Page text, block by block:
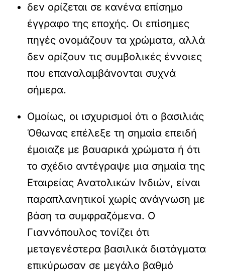
δεν ορίζεται σε κανένα επίσημο
έγγραφο της εποχής. Οι επίσημες
πηγές ονομάζουν τα χρώματα, αλλά
δεν ορίζουν τις συμβολικές έννοιες
που επαναλαμβάνονται συχνά
σήμερα.
Ομοίως, οι ισχυρισμοί ότι ο βασιλιάς
Όθωνας επέλεξε τη σημαία επειδή
έμοιαζε με βαυαρικά χρώματα ή ότι
το σχέδιο αντέγραψε μια σημαία της
Εταιρείας Ανατολικών Ινδιών, είναι
παραπλανητικοί χωρίς ανάγνωση με
βάση τα συμφραζόμενα. Ο
Γιαννόπουλος τονίζει ότι
μεταγενέστερα βασιλικά διατάγματα
επικύρωσαν σε μεγάλο βαθμό